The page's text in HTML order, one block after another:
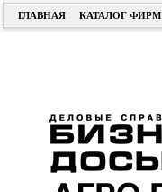
ГЛАВНАЯ КАТАЛОГ ФИРМ